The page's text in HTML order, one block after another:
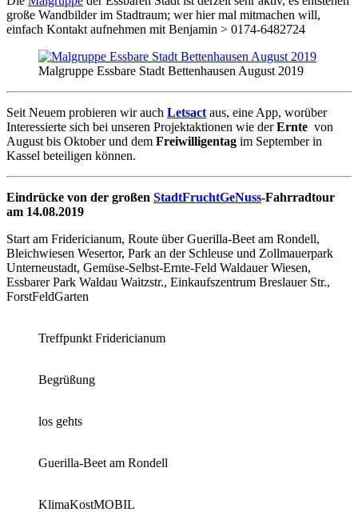
große Wandbilder im Stadtraum; wer hier mal mitmachen will,
einfach Kontakt aufnehmen mit Benjamin > 0174-6482724
Malgruppe Essbare Stadt Bettenhausen August 2019
Seit Neuem probieren wir auch Letsact aus, eine App, worüber
Interessierte sich bei unseren Projektaktionen wie derErnte von
August bis Oktober und dem Freiwilligentag im September in
Kassel beteiligen können.
Eindrücke von der großen StadtFruchtGeNuss-Fahrradtour
am 14.08.2019
Start am Fridericianum, Route über Guerilla-Beet am Rondell,
Bleichwiesen Wesertor, Park an der Schleuse und Zollmauerpark
Unterneustadt, Gemüse-Selbst-Ernte-Feld Waldauer Wiesen,
Essbarer Park Waldau Waitzstr., Einkaufszentrum Breslauer Str.,
ForstFeldGarten
Treffpunkt Fridericianum
Begrüßung
los gehts
Guerilla-Beet am Rondell
KlimaKostMOBIL